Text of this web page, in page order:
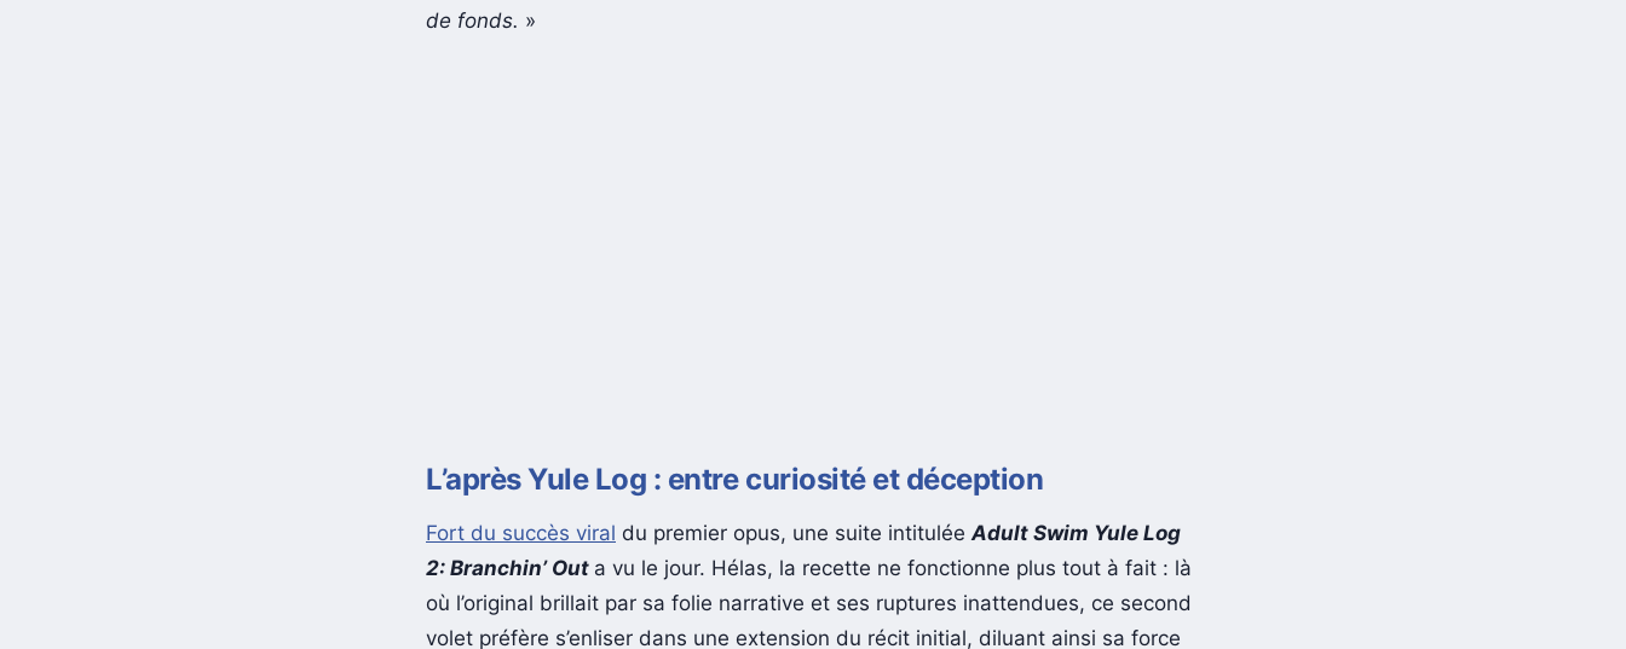
de fonds. »
L’après Yule Log : entre curiosité et déception
Fort du succès viral du premier opus, une suite intitulée Adult Swim Yule Log
2: Branchin’ Outa vu le jour. Hélas, la recette ne fonctionne plus tout à fait : là
où l’original brillait par sa folie narrative et ses ruptures inattendues, ce second